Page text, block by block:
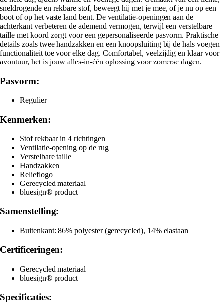
sneldrogende en rekbare stof, beweegt hij met je mee, of je nu op een
boot of op het vaste land bent. De ventilatie-openingen aan de
achterkant verbeteren de ademend vermogen, terwijl een verstelbare
taille met koord zorgt voor een gepersonaliseerde pasvorm. Praktische
details zoals twee handzakken en een knoopsluiting bij de hals voegen
functionaliteit toe voor elke dag. Comfortabel, veelzijdig en klaar voor
avontuur, het is jouw alles-in-één oplossing voor zomerse dagen.
Pasvorm:
Regulier
Kenmerken:
Stof rekbaar in 4 richtingen
Ventilatie-opening op de rug
Verstelbare taille
Handzakken
Relieflogo
Gerecycled materiaal
bluesign® product
Samenstelling:
Buitenkant: 86% polyester (gerecycled), 14% elastaan
Certificeringen:
Gerecycled materiaal
bluesign® product
Specificaties: